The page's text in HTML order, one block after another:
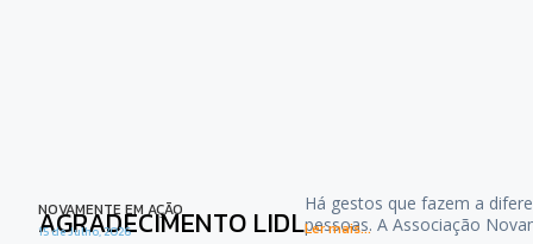
NOVAMENTE EM AÇÃO
AGRADECIMENTO LIDL
15 de Julho, 2026
Há gestos que fazem a
pessoas. A Associação
Ler mais...